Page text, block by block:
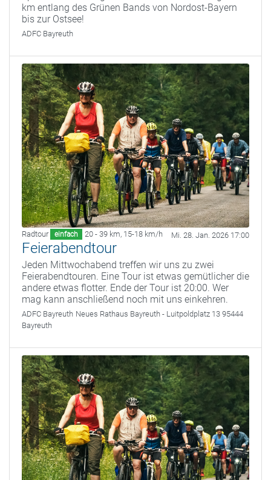
km entlang des Grünen Bands von Nordost-Bayern
bis zur Ostsee!
ADFC Bayreuth
Radtour einfach 20 - 39 km, 15-18 km/h Mi. 28. Jan. 2026 17:00
Feierabendtour
Jeden Mittwochabend treffen wir uns zu zwei
Feierabendtouren. Eine Tour ist etwas gemütlicher die
andere etwas flotter. Ende der Tour ist 20:00. Wer
mag kann anschließend noch mit uns einkehren.
ADFC Bayreuth Neues Rathaus Bayreuth - Luitpoldplatz 13 95444
Bayreuth